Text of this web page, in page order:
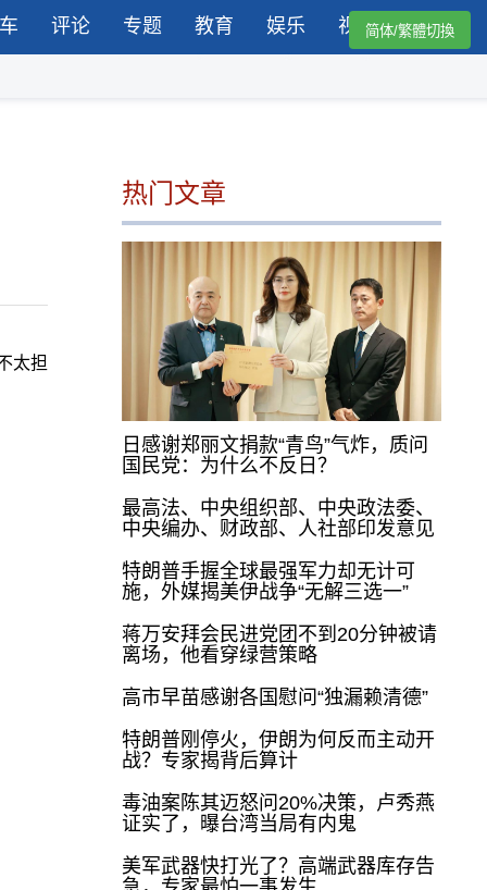
评论 专题 教育 娱乐 视频简体/繁體切換
太担
热门文章
日感谢郑丽文捐款“青鸟”气炸，质问
国民党：为什么不反日？
最高法、中央组织部、中央政法委、
中央编办、财政部、人社部印发意见
特朗普手握全球最强军力却无计可
施，外媒揭美伊战争“无解三选一”
蒋万安拜会民进党团不到20分钟被请
离场，他看穿绿营策略
高市早苗感谢各国慰问“独漏赖清德”
特朗普刚停火，伊朗为何反而主动开
战？专家揭背后算计
毒油案陈其迈怒问20%决策，卢秀燕
证实了，曝台湾当局有内鬼
美军武器快打光了？高端武器库存告